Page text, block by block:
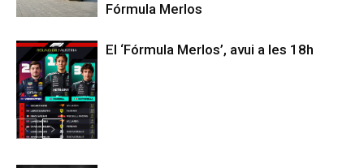
Fórmula Merlos
El ‘Fórmula Merlos’, avui a les 18h